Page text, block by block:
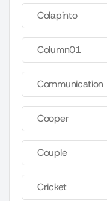
Colapinto
Column01
Communication
Cooper
Couple
Cricket